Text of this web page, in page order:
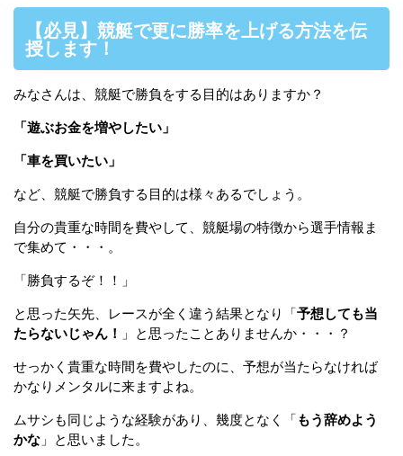
【必見】競艇で更に勝率を上げる方法を伝
授します！
みなさんは、競艇で勝負をする目的はありますか？
「遊ぶお金を増やしたい」
「車を買いたい」
など、競艇で勝負する目的は様々あるでしょう。
自分の貴重な時間を費やして、競艇場の特徴から選手情報ま
で集めて・・・。
「勝負するぞ！！」
と思った矢先、レースが全く違う結果となり「予想しても当
たらないじゃん！ 」と思ったことありませんか・・・？
せっかく貴重な時間を費やしたのに、予想が当たらなければ
かなりメンタルに来ますよね。
ムサシも同じような経験があり、幾度となく「もう辞めよう
かな 」と思いました。